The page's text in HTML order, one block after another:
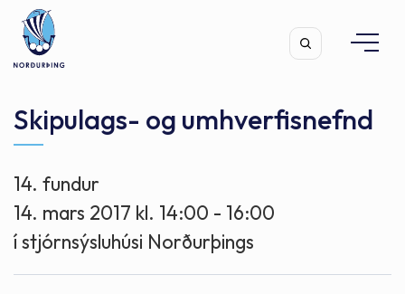
Leita
Skipulags- og umhverfisnefnd
14. fundur
14. mars 2017 kl. 14:00 - 16:00
í stjórnsýsluhúsi Norðurþings